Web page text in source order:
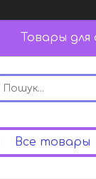
Товары для
Все товары